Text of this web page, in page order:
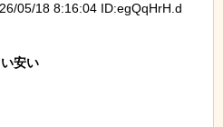
05/18 8:16:04 ID:egQqHrH.d
安い